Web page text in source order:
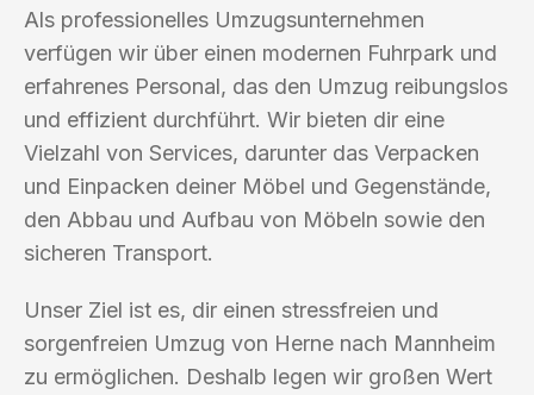
Als professionelles Umzugsunternehmen
verfügen wir über einen modernen Fuhrpark und
erfahrenes Personal, das den Umzug reibungslos
und effizient durchführt. Wir bieten dir eine
Vielzahl von Services, darunter das Verpacken
und Einpacken deiner Möbel und Gegenstände,
den Abbau und Aufbau von Möbeln sowie den
sicheren Transport.
Unser Ziel ist es, dir einen stressfreien und
sorgenfreien Umzug von Herne nach Mannheim
zu ermöglichen. Deshalb legen wir großen Wert